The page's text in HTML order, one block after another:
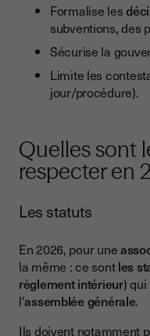
Formalise les
subventions, des
Sécurise la
Limite les
jour/procédure).
Quelles sont
respecter en
Les statuts
En 2026, pour une
la même : ce sontles
règlement intérieur)
l'assemblée générale.
Ils doivent notamment